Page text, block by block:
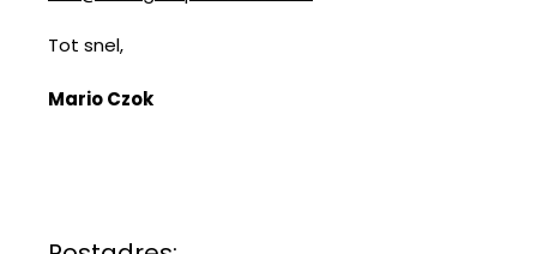
Tot snel,
Mario Czok